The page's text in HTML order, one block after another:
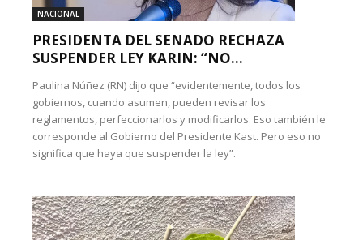
NACIONAL
PRESIDENTA DEL SENADO RECHAZA
SUSPENDER LEY KARIN: “NO...
Paulina Núñez (RN) dijo que “evidentemente, todos los
gobiernos, cuando asumen, pueden revisar los
reglamentos, perfeccionarlos y modificarlos. Eso también le
corresponde al Gobierno del Presidente Kast. Pero eso no
significa que haya que suspender la ley”.